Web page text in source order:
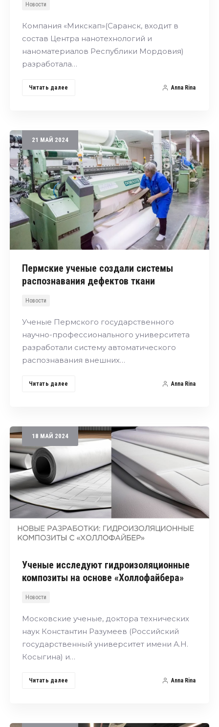
Новости
Компания «Микскап»(Саранск, входит в
состав Центра нанотехнологий и
наноматериалов Республики Мордовия)
разработала…
Читать далее Anna Rina
21 МАЙ 2024
Пермские ученые создали системы
распознавания дефектов ткани
Новости
Ученые Пермского государственного
научно-профессионального университета
разработали систему автоматического
распознавания внешних…
Читать далее Anna Rina
18 МАЙ 2024
Ученые исследуют гидроизоляционные
композиты на основе «Холлофайбера»
Новости
Московские ученые, доктора технических
наук Константин Разумеев (Российский
государственный университет имени А.Н.
Косыгина) и…
Читать далее Anna Rina